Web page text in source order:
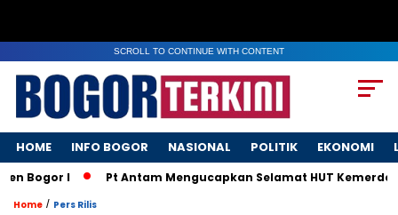
SCROLL TO CONTINUE WITH CONTENT
HOME INFO BOGOR NASIONAL POLITIK EKONOMI
I Pt Antam Mengucapkan Selamat HUT Kemerdekaan
Home / Pers Rilis